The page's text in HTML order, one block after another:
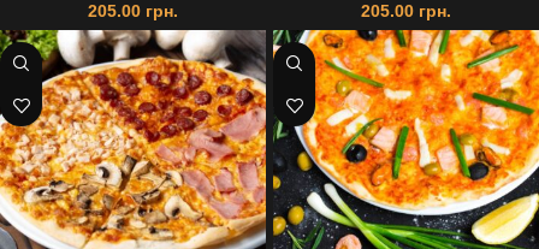
205.00 грн.
205.00 грн.